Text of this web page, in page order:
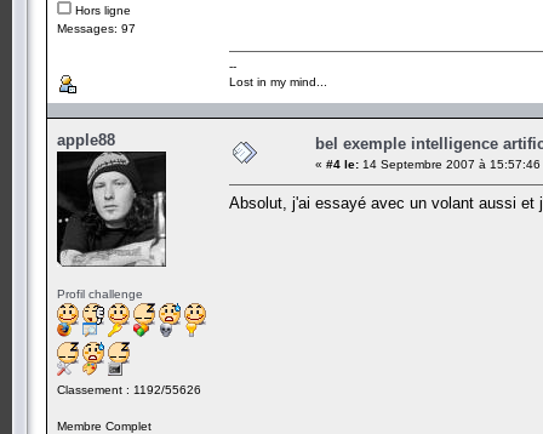
Hors ligne
Messages: 97
--
Lost in my mind...
apple88
Profil challenge
Classement : 1192/55626
Membre Complet
bel exemple intelligence
« #4 le: 14 Septembre 2007 à 15:57:46
Absolut, j'ai essayé avec un volant aussi et